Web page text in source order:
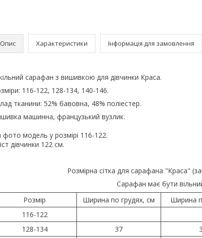
Опис Характеристики Інформація для замовлення
сарафан з вишивкою для дівчинки Краса.
116-122, 128-134, 140-146.
тканини: 52% бавовна, 48% поліестер.
машинна, французький вузлик.
фото модель у розмірі 116-122.
дівчинки 122 см.
Розмірна сітка для сарафана "Краса"
Сарафан має бути
Розмір
Ширина по грудях, см Ширина
116-122
128-134
37